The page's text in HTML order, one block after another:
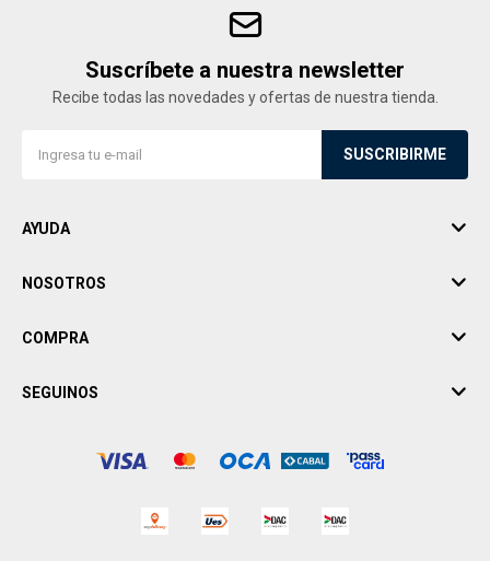
Suscríbete a nuestra newsletter
Recibe todas las novedades y ofertas de nuestra tienda.
SUSCRIBIRME
AYUDA
NOSOTROS
COMPRA
SEGUINOS